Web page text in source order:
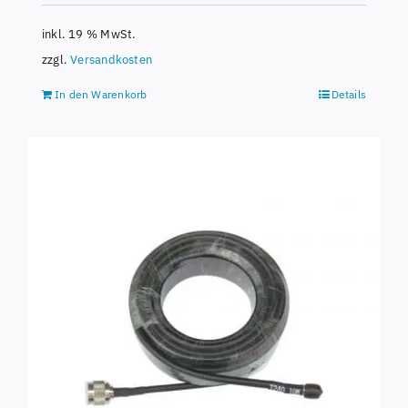
inkl. 19 % MwSt.
zzgl.Versandkosten
In den Warenkorb Details